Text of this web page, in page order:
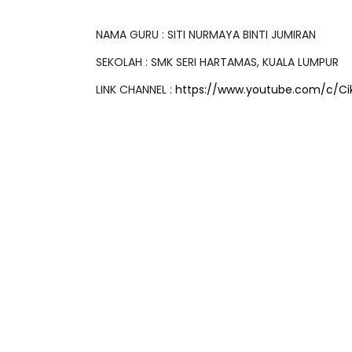
NAMA GURU : SITI NURMAYA BINTI JUMIRAN
SEKOLAH : SMK SERI HARTAMAS, KUALA LUMPUR
LINK CHANNEL : https://www.youtube.com/c/
PROFESIONAL 8 :
BICARA